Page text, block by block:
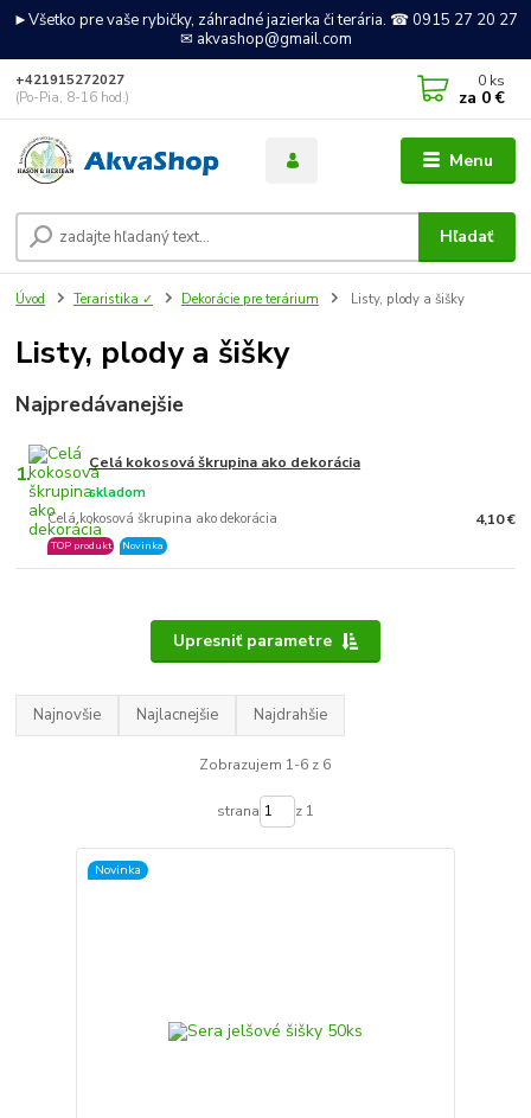
►Všetko pre vaše rybičky, záhradné jazierka či terária. ☎ 0915 27 20 27
✉ akvashop@gmail.com
Menu
Hľadať
+421915272027
(Po-Pia, 8-16 hod.)
0 ks
za 0 €
Úvod Teraristika ✓ Dekorácie pre terárium Listy, plody a šišky
Listy, plody a šišky
Najpredávanejšie
1. Celá kokosová škrupina ako dekorácia
Celá kokosová škrupina ako dekorácia
skladom
TOP produkt Novinka
4,10 €
Upresniť parametre
Najnovšie Najlacnejšie Najdrahšie
Zobrazujem 1-6 z 6
strana z 1
Novinka